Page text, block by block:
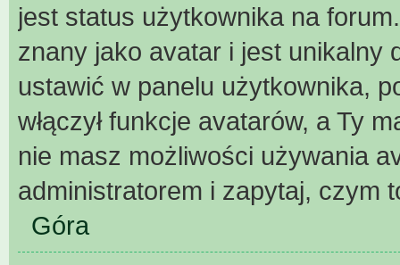
jest status użytkownika na
znany jako avatar i jest unikalny
ustawić w panelu użytkownika,
włączył funkcje avatarów, a Ty
nie masz możliwości używania
administratorem i zapytaj, czym
Góra